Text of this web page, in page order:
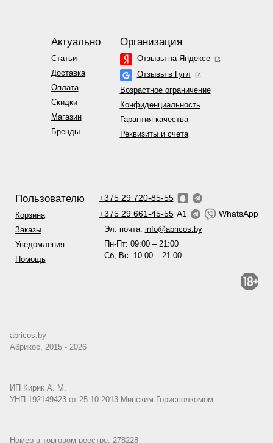
Актуально
Статьи
Доставка
Оплата
Скидки
Магазин
Бренды
Организация
Отзывы на Яндексе
Отзывы в Гугл
Возрастное ограничение
Конфиденциальность
Гарантия качества
Реквизиты и счета
Пользователю
Корзина
Заказы
Уведомления
Помощь
+375 29 720-85-55
+375 29 661-45-55 A1 WhatsApp
Эл. почта: info@abricos.by
Пн-Пт: 09:00 – 21:00
Сб, Вс: 10:00 – 21:00
abricos.by
Абрикос, 2015 - 2026
ИП Кирик А. М.
УНП 192149423 от 25.10.2013 Минским Горисполкомом
Номер в торговом реестре: 278228